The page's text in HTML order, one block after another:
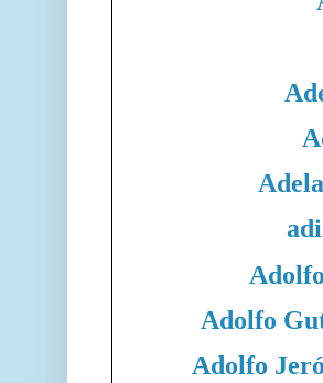
Adolfo
Adolfo